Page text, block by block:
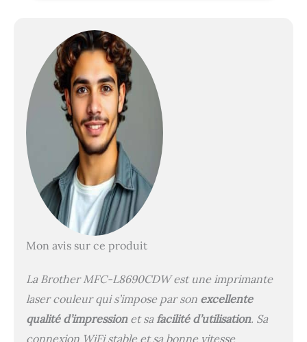
Mon avis sur ce produit
La Brother MFC-L8690CDW est une imprimante
laser couleur qui s’impose par son excellente
qualité d’impressionet sa facilité d’utilisation. Sa
connexion WiFi stable et sa bonne vitesse